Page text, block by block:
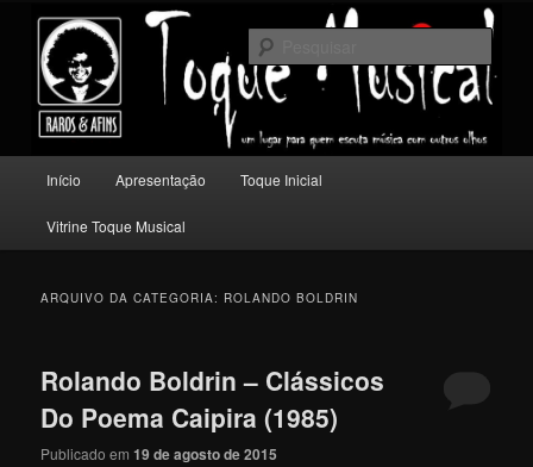
conteúdo
principal
conteúdo
secundário
Toque Musical
Um lugar para quem escuta música com outros olhos.
principal
Início Apresentação Toque Inicial
Vitrine Toque Musical
ARQUIVO DA CATEGORIA: ROLANDO BOLDRIN
Rolando Boldrin – Clássicos
Do Poema Caipira (1985)
Publicado em19 de agosto de 2015